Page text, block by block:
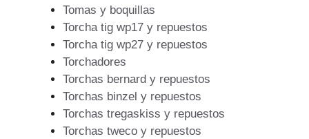
Tomas y boquillas
Torcha tig wp17 y repuestos
Torcha tig wp27 y repuestos
Torchadores
Torchas bernard y repuestos
Torchas binzel y repuestos
Torchas tregaskiss y repuestos
Torchas tweco y repuestos